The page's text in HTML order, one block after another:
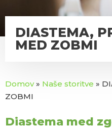
DIASTEMA,
MED ZOBMI
Domov » Naše storitve »
ZOBMI
Diastema med